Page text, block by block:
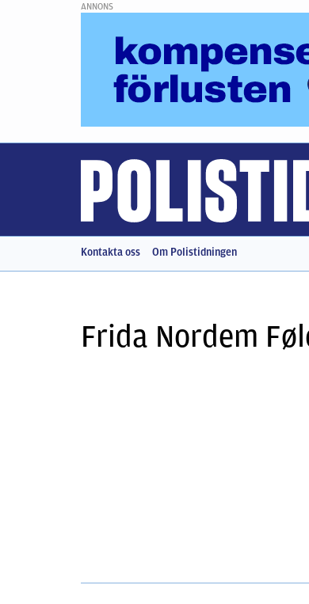
ANNONS
Kontakta oss Om Polistidningen
Frida Nordem